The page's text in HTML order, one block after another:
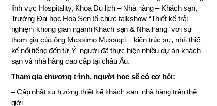
xúc khách hàng và gia tăng giá trị kinh doanh.
Nhằm mang đến góc nhìn quốc tế về xu hướng thiết kế
trong lĩnh vực Hospitality, Khoa Du lịch – Nhà hàng – Khách
sạn, Trường Đại học Hoa Sen tổ chức talkshow “Thiết kế
trải nghiệm không gian ngành Khách sạn & Nhà hàng” với
sự tham gia của ông Massimo Mussapi – kiến trúc sư, nhà
thiết kế nổi tiếng đến từ Ý, người đã thực hiện nhiều dự án
Tham gia chương trình, người học sẽ có cơ hội: